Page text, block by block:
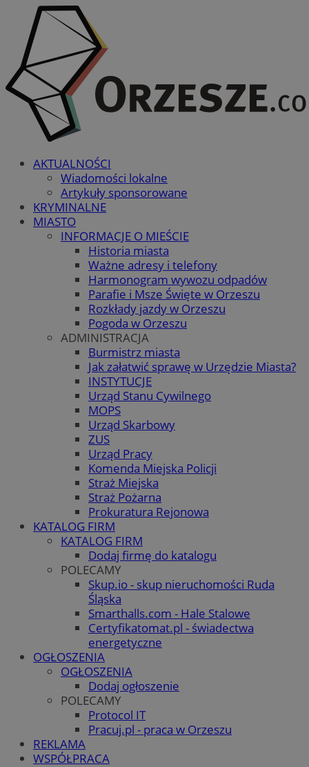
AKTUALNOŚCI
Wiadomości lokalne
Artykuły sponsorowane
KRYMINALNE
MIASTO
INFORMACJE O MIEŚCIE
Historia miasta
Ważne adresy i telefony
Harmonogram wywozu odpadów
Parafie i Msze Święte w Orzeszu
Rozkłady jazdy w Orzeszu
Pogoda w Orzeszu
ADMINISTRACJA
Burmistrz miasta
Jak załatwić sprawę w Urzędzie Miasta?
INSTYTUCJE
Urząd Stanu Cywilnego
MOPS
Urząd Skarbowy
ZUS
Urząd Pracy
Komenda Miejska Policji
Straż Miejska
Straż Pożarna
Prokuratura Rejonowa
KATALOG FIRM
KATALOG FIRM
Dodaj firmę do katalogu
POLECAMY
Skup.io - skup nieruchomości Ruda
Śląska
Smarthalls.com - Hale Stalowe
Certyfikatomat.pl - świadectwa
energetyczne
OGŁOSZENIA
OGŁOSZENIA
Dodaj ogłoszenie
POLECAMY
Protocol IT
Pracuj.pl - praca w Orzeszu
REKLAMA
WSPÓŁPRACA